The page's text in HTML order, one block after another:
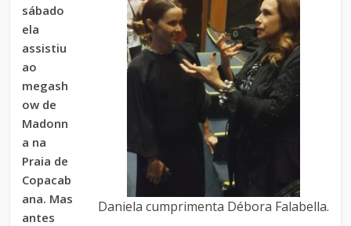
Daniela cumprimenta Débora Falabella.
sábado
ela
assistiu
ao
megash
ow de
Madonn
a na
Praia de
Copacab
ana. Mas
antes